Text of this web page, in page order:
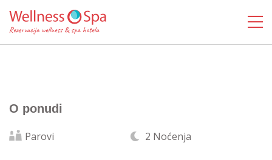
O ponudi
Parovi 2 Noćenja